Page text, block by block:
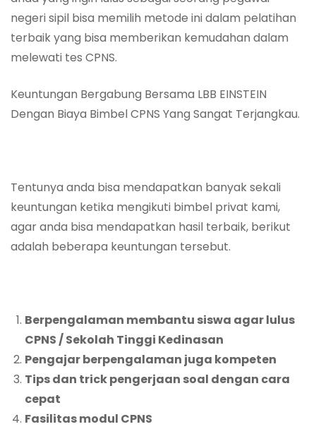
negeri sipil bisa memilih metode ini dalam pelatihan
terbaik yang bisa memberikan kemudahan dalam
melewati tes CPNS.
Keuntungan Bergabung Bersama LBB EINSTEIN
Dengan Biaya Bimbel CPNS Yang Sangat Terjangkau.
Tentunya anda bisa mendapatkan banyak sekali
keuntungan ketika mengikuti bimbel privat kami,
agar anda bisa mendapatkan hasil terbaik, berikut
adalah beberapa keuntungan tersebut.
Berpengalaman membantu siswa agar lulus
CPNS / Sekolah Tinggi Kedinasan
Pengajar berpengalaman juga kompeten
Tips dan trick pengerjaan soal dengan cara
cepat
Fasilitas modul CPNS